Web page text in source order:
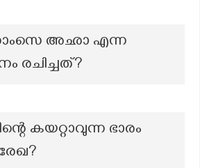
അഛാ എന്ന
രചിച്ചത്?
കയറ്റാവുന്ന ഭാരം